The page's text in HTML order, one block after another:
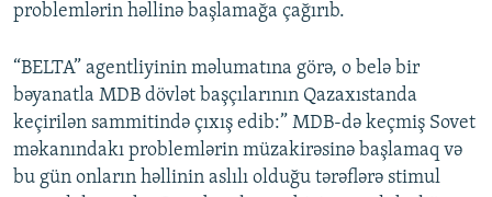
problemlərin həllinə başlamağa çağırıb.
“BELTA” agentliyinin məlumatına görə, o belə bir
bəyanatla MDB dövlət başçılarının Qazaxıstanda
keçirilən sammitində çıxış edib:” MDB-də keçmiş Sovet
məkanındakı problemlərin müzakirəsinə başlamaq və
bu gün onların həllinin aslılı olduğu tərəflərə stimul